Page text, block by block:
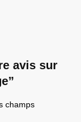
avis sur
champs